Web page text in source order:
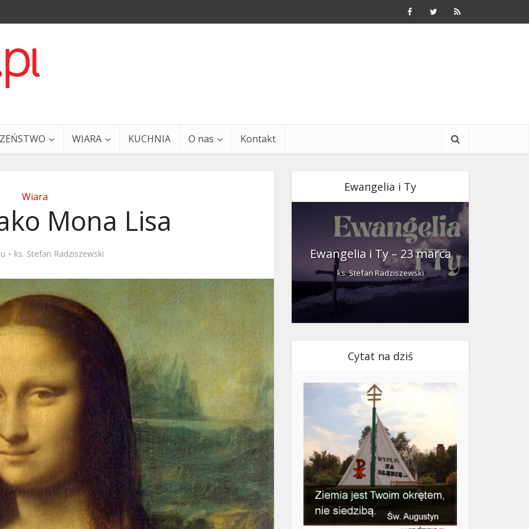
WIARA KUCHNIA O nas Kontakt
Wiara
Mona Lisa
ks. Stefan Radziszewski
Ewangelia i Ty
i Ty – 29 grudnia Ewangelia i Ty – 23 marca
ks. Stefan Radziszewski
Cytat na dziś